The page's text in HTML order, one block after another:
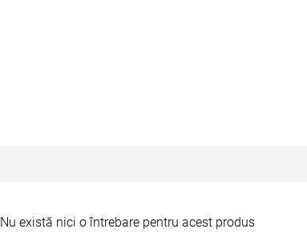
Nu există nici o întrebare pentru acest produs